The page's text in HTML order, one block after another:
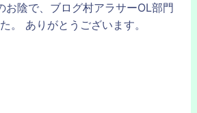
お陰で、ブログ村アラサーOL部門
。 ありがとうございます。